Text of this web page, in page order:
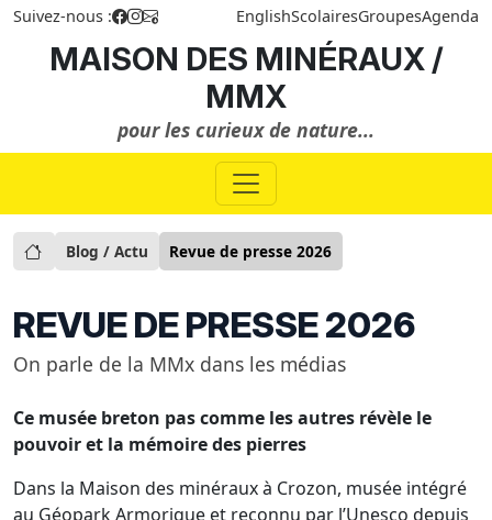
Suivez-nous : EnglishScolairesGroupesAgenda
MAISON DES MINÉRAUX /
MMX
pour les curieux de nature...
Blog / Actu Revue de presse 2026
REVUE DE PRESSE 2026
On parle de la MMx dans les médias
Ce musée breton pas comme les autres révèle le
pouvoir et la mémoire des pierres
Dans la Maison des minéraux à Crozon, musée intégré
au Géopark Armorique et reconnu par l’Unesco depuis